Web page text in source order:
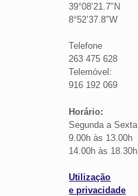
39°08’21.7″N
8°52’37.8″W
Telefone
263 475 628
Telemóvel:
916 192 069
Horário:
Segunda a Sexta
9.00h às 13.00h
14.00h às 18.30h
Utilização
e privacidade